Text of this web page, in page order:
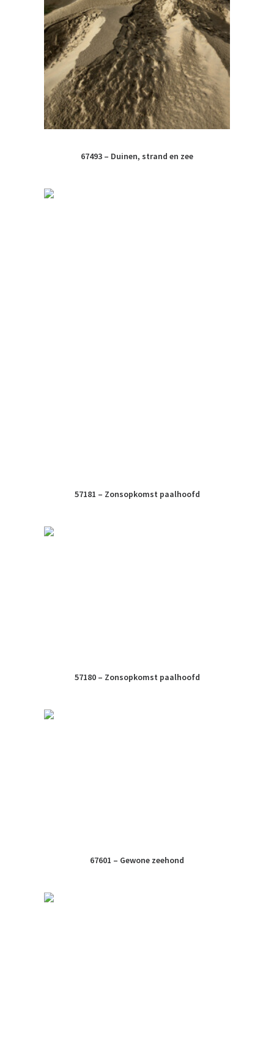
67493 – Duinen, strand en zee
57181 – Zonsopkomst paalhoofd
57180 – Zonsopkomst paalhoofd
67601 – Gewone zeehond